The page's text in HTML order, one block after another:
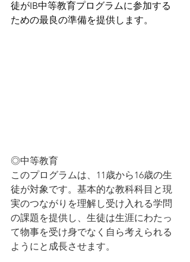
徒がIB中等教育プログラムに参加する
ための最良の準備を提供します。
◎中等教育
このプログラムは、11歳から16歳の生
徒が対象です。基本的な教科科目と現
実のつながりを理解し受け入れる学問
の課題を提供し、生徒は生涯にわたっ
て物事を受け身でなく自ら考えられる
ようにと成長させます。